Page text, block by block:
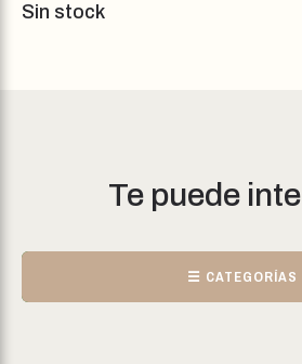
Sin stock
Te puede
☰ CATEGORÍAS